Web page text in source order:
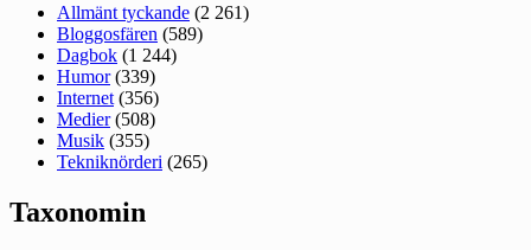
Allmänt tyckande (2 261)
Bloggosfären (589)
Dagbok (1 244)
Humor(339)
Internet (356)
Medier(508)
Musik (355)
Tekniknörderi (265)
Taxonomin